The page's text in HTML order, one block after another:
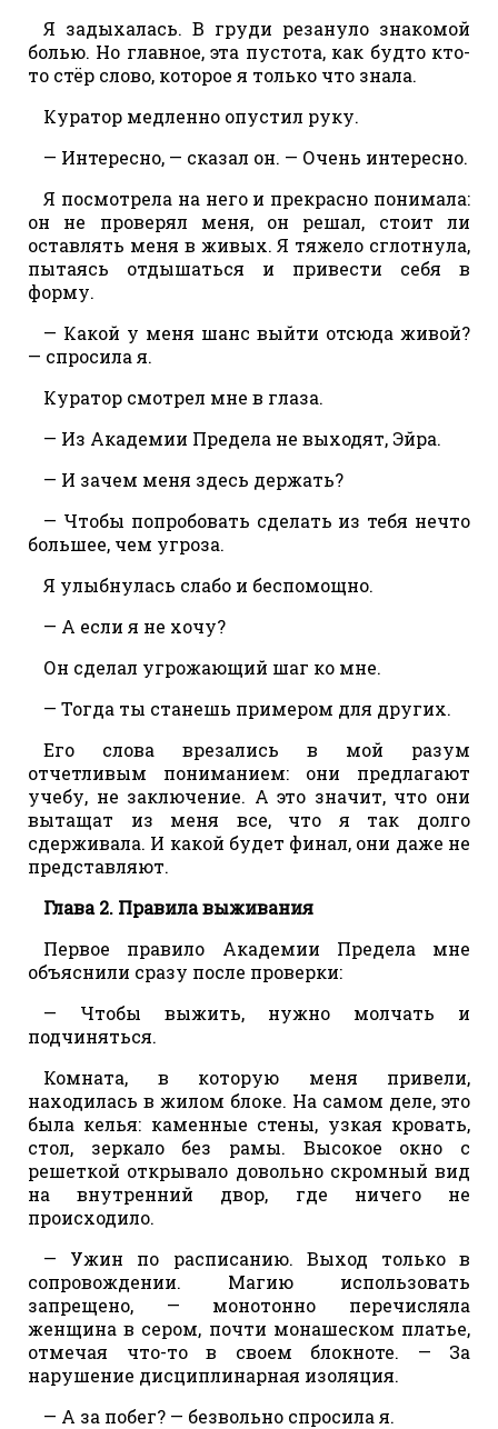
Я задыхалась. В груди резануло знакомой
болью. Но главное, эта пустота, как будто кто-
то стёр слово, которое я только что знала.
Куратор медленно опустил руку.
— Интересно, — сказал он. — Очень интересно.
Я посмотрела на него и прекрасно понимала:
он не проверял меня, он решал, стоит ли
оставлять меня в живых. Я тяжело сглотнула,
пытаясь отдышаться и привести себя в
форму.
— Какой у меня шанс выйти отсюда живой?
— спросила я.
Куратор смотрел мне в глаза.
— Из Академии Предела не выходят, Эйра.
— И зачем меня здесь держать?
— Чтобы попробовать сделать из тебя нечто
большее, чем угроза.
Я улыбнулась слабо и беспомощно.
— А если я не хочу?
Он сделал угрожающий шаг ко мне.
— Тогда ты станешь примером для других.
Его слова врезались в мой разум
отчетливым пониманием: они предлагают
учебу, не заключение. А это значит, что они
вытащат из меня все, что я так долго
сдерживала. И какой будет финал, они даже не
представляют.
Глава 2. Правила выживания
Первое правило Академии Предела мне
объяснили сразу после проверки:
— Чтобы выжить, нужно молчать и
подчиняться.
Комната, в которую меня привели,
находилась в жилом блоке. На самом деле, это
была келья: каменные стены, узкая кровать,
стол, зеркало без рамы. Высокое окно с
решеткой открывало довольно скромный вид
на внутренний двор, где ничего не
происходило.
— Ужин по расписанию. Выход только в
сопровождении. Магию использовать
запрещено, — монотонно перечисляла
женщина в сером, почти монашеском платье,
отмечая что-то в своем блокноте. — За
нарушение дисциплинарная изоляция.
— А за побег? — безвольно спросила я.